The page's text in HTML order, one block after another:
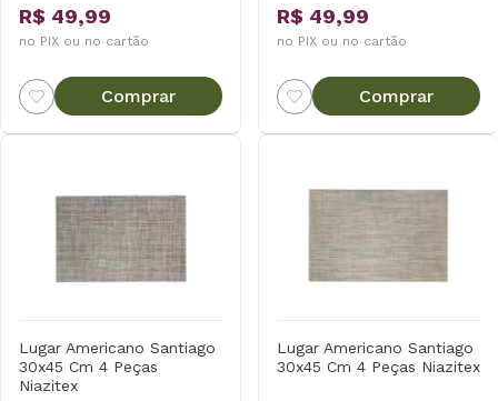
R$ 49,99
no PIX ou no cartão
Comprar
R$ 49,99
no PIX ou no cartão
Comprar
Lugar Americano Santiago
30x45 Cm 4 Peças
Niazitex
Lugar Americano Santiago
30x45 Cm 4 Peças Niazitex